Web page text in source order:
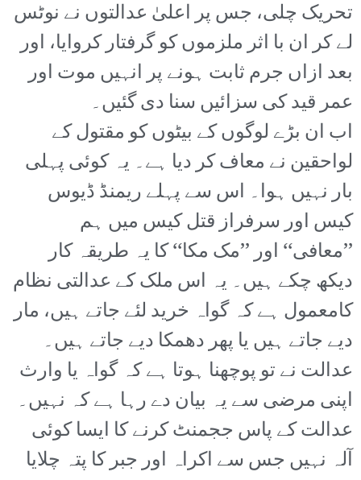
تحریک چلی، جس پر اعلیٰ عدالتوں نے نوٹس
لے کر ان با اثر ملزموں کو گرفتار کروایا، اور
بعد ازاں جرم ثابت ہونے پر انہیں موت اور
عمر قید کی سزائیں سنا دی گئیں۔
اب ان بڑے لوگوں کے بیٹوں کو مقتول کے
لواحقین نے معاف کر دیا ہے۔ یہ کوئی پہلی
بار نہیں ہوا۔ اس سے پہلے ریمنڈ ڈیوس
کیس اور سرفراز قتل کیس میں ہم
’’معافی‘‘ اور ’’مک مکا‘‘ کا یہ طریقہ کار
دیکھ چکے ہیں۔ یہ اس ملک کے عدالتی نظام
کامعمول ہے کہ گواہ خرید لئے جاتے ہیں، مار
دیے جاتے ہیں یا پھر دھمکا دیے جاتے ہیں۔
عدالت نے تو پوچھنا ہوتا ہے کہ گواہ یا وارث
اپنی مرضی سے یہ بیان دے رہا ہے کہ نہیں۔
عدالت کے پاس ججمنٹ کرنے کا ایسا کوئی
آلہ نہیں جس سے اکراہ اور جبر کا پتہ چلایا